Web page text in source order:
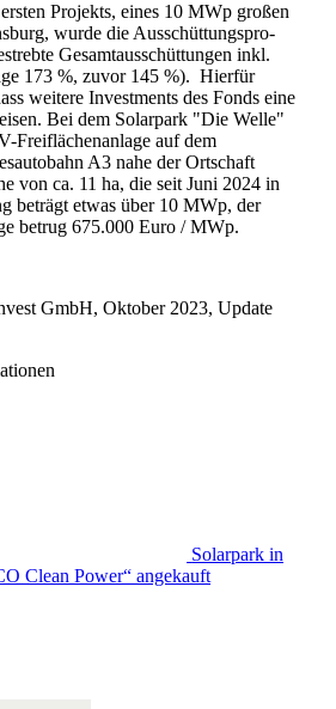
Projekts, eines 10 MWp großen
wurde die Ausschüttungspro­
Gesamtausschüttungen inkl.
173 %, zuvor 145 %). Hierfür
weitere Investments des Fonds eine
Bei dem Solarpark "Die Welle"
Freiflächenanlage auf dem
A3 nahe der Ortschaft
von ca. 11 ha, die seit Juni 2024 in
beträgt etwas über 10 MWp, der
betrug 675.000 Euro / MWp.
GmbH, Oktober 2023, Update
Solarpark in
Clean Power“ angekauft